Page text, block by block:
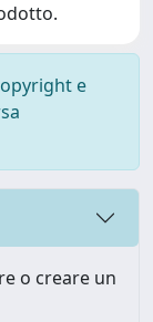
e
o creare un